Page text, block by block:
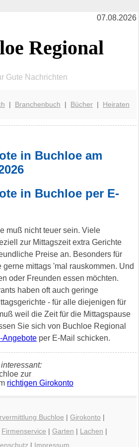
07.08.2026
Regional
Gute Nachrichten
| Branchenbuch | Bücher | Heiraten
in Buchloe am
in Buchloe per E-
muß nicht teuer sein. Viele
zur Mittagszeit extra Gerichte
Preise an. Besonders für
mittags 'mal rauskommen. Und
oder Freunden essen möchten.
haben oft auch geringe
- für alle diejenigen für
weil die Zeit für die Mittagspause
Sie sich von Buchloe Regional
Angebote per E-Mail schicken.
zur
richtigen Girokonto
Buchloe | Girokonto |
Firmenservice | Garten | Lachen |
| Impressum